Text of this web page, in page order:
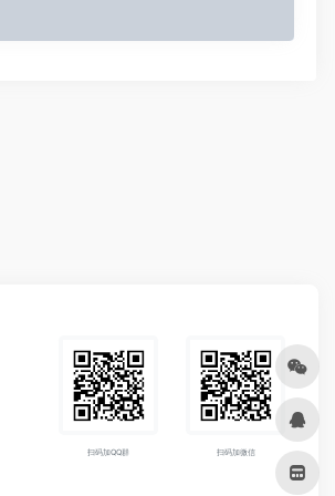
扫码加QQ群 扫码加微信